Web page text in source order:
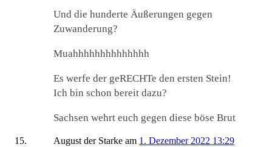
Und die hunderte Äußerungen gegen
Zuwanderung?
Muahhhhhhhhhhhhhh
Es werfe der geRECHTe den ersten Stein!
Ich bin schon bereit dazu?
Sachsen wehrt euch gegen diese böse Brut
August der Starke am 1. Dezember 2022 13:29